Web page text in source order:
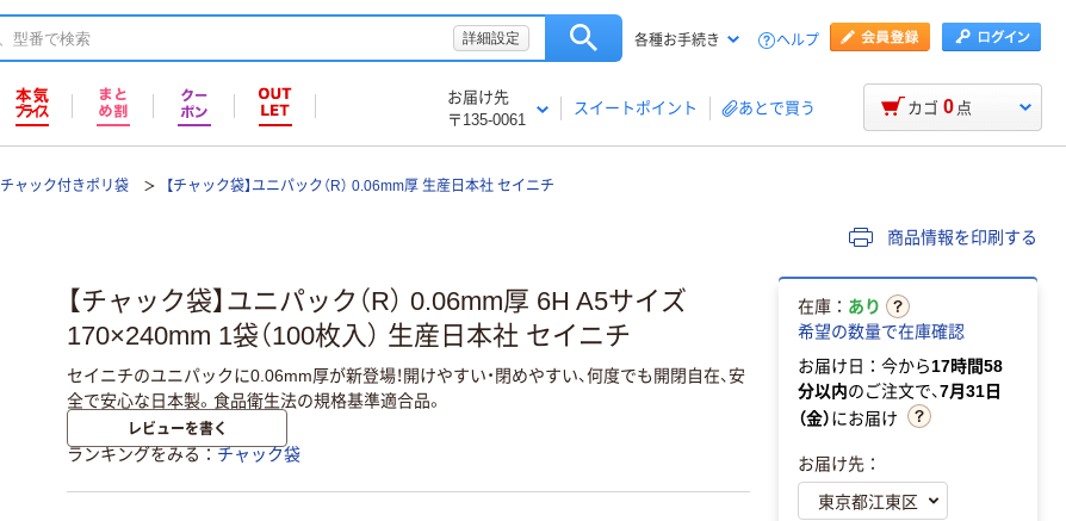
詳細設定 各種お手続き ヘルプ
お届け先
〒135-0061
スイートポイント あとで買う カゴ 0 点
チャック付きポリ袋 【チャック袋】ユニパック（R） 0.06mm厚 生産日本社 セイニチ
商品情報を印刷する
【チャック袋】ユニパック（R） 0.06mm厚 6H A5サイズ
170×240mm 1袋（100枚入） 生産日本社 セイニチ
セイニチのユニパックに0.06mm厚が新登場！開けやすい・閉めやすい、何度でも開閉自在、安
全で安心な日本製。食品衛生法の規格基準適合品。
レビューを書く
ランキングをみる チャック袋
在庫： あり
希望の数量で在庫確認
お届け日：今から17時間58
分以内のご注文で、7月31日
（金）にお届け
お届け先：